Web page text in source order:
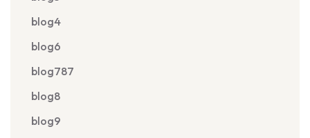
blog4
blog6
blog787
blog8
blog9